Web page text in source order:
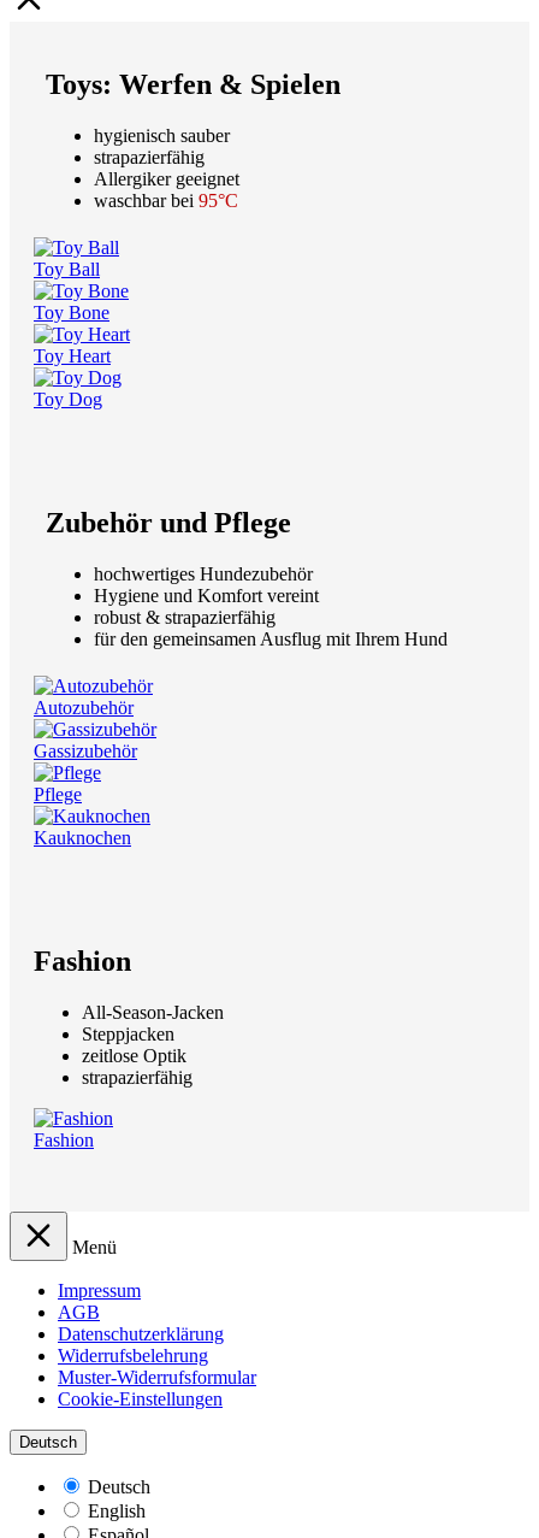
Toys: Werfen & Spielen
hygienisch sauber
strapazierfähig
Allergiker geeignet
waschbar bei 95°C
Toy Ball
Toy Bone
Toy Heart
Toy Dog
Zubehör und Pflege
hochwertiges Hundezubehör
Hygiene und Komfort vereint
robust & strapazierfähig
für den gemeinsamen Ausflug mit Ihrem Hund
Autozubehör
Gassizubehör
Pflege
Kauknochen
Fashion
All-Season-Jacken
Steppjacken
zeitlose Optik
strapazierfähig
Fashion
Menü
Impressum
AGB
Datenschutzerklärung
Widerrufsbelehrung
Muster-Widerrufsformular
Cookie-Einstellungen
Deutsch
Deutsch
English